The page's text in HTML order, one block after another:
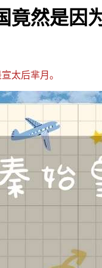
竟然是因
太后芈月。